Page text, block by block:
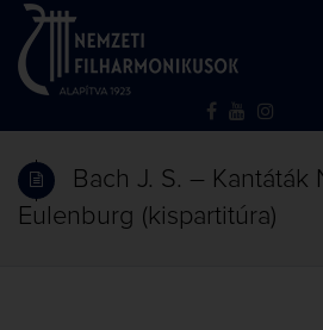
Bach J. S. – Kantáták
Eulenburg (kispartitúra)